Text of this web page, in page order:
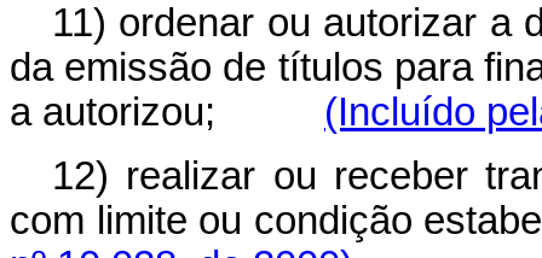
11) ordenar ou autorizar a
da emissão de títulos para
a autorizou; (Incluído
12) realizar ou receber
com limite ou condição